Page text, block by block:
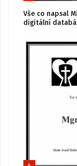
Vše co napsal
digitální